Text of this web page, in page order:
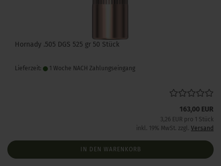
Hornady .505 DGS 525 gr 50 Stück
Lieferzeit: 1 Woche NACH Zahlungseingang
163,00 EUR
3,26 EUR pro 1 Stück
inkl. 19% MwSt. zzgl. Versand
IN DEN WARENKORB